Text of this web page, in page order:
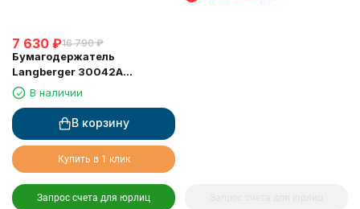
7 630 ₽16 790 ₽
Бумагодержатель
Langberger 30042A
туалетной бумаги с
крышкой двойной
В наличии
В корзину
Купить в 1 клик
Запрос счета для юрлиц
увеличение (75485)